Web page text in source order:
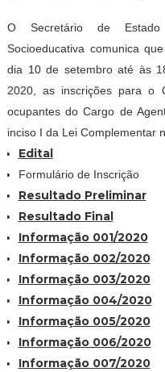
O Secretário de
Socioeducativa comunica
dia 10 de setembro até às
2020, as inscrições para o
ocupantes do Cargo de
inciso I da Lei Complementar
Edital
Formulário de Inscrição
Resultado Preliminar
Resultado Final
Informação 001/2020
Informação 002/2020
Informação 003/2020
Informação 004/2020
Informação 005/2020
Informação 006/2020
Informação 007/2020